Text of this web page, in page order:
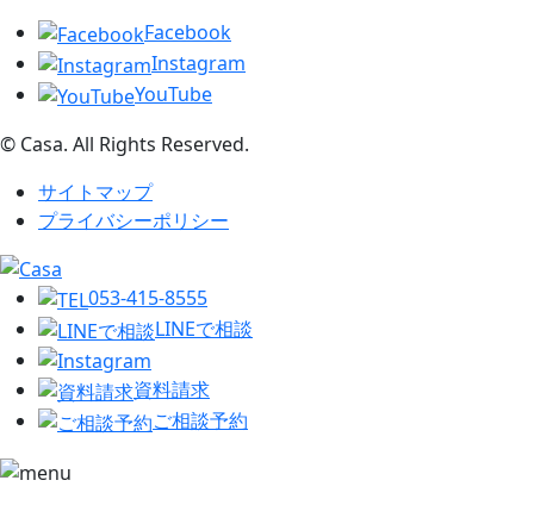
Facebook
Instagram
YouTube
© Casa. All Rights Reserved.
サイトマップ
プライバシーポリシー
053-415-8555
LINEで相談
資料請求
ご相談予約